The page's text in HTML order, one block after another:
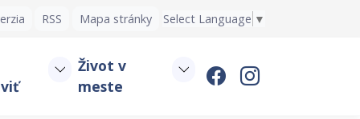
RSS Mapa stránky Select Language ▼
Život v
meste